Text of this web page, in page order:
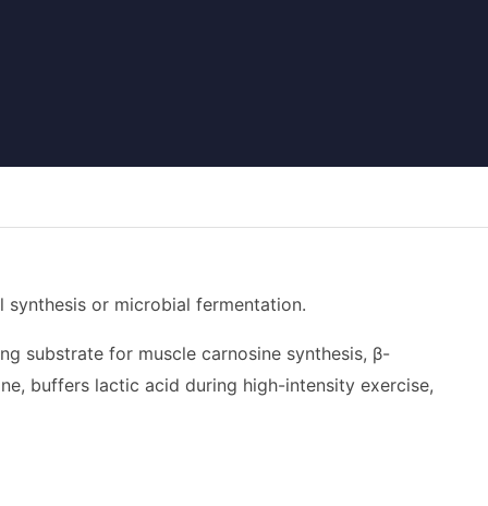
synthesis or microbial fermentation.
substrate for muscle carnosine synthesis, β-
buffers lactic acid during high-intensity exercise,